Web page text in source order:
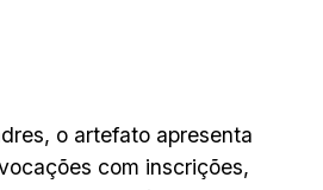
o artefato apresenta
com inscrições,